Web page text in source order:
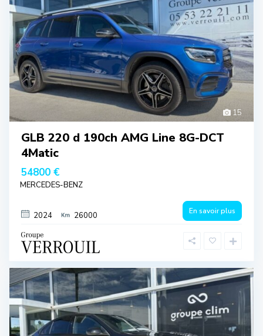
15
GLB 220 d 190ch AMG Line 8G-DCT
4Matic
54800 €
MERCEDES-BENZ
2024 26000 En savoir plus